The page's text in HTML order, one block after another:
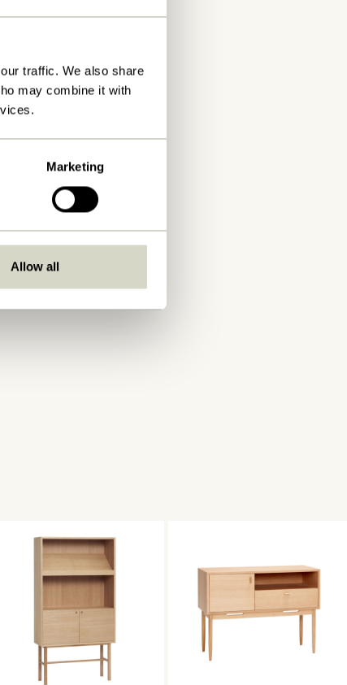
traffic. We also share
may combine it with
Marketing
Allow all